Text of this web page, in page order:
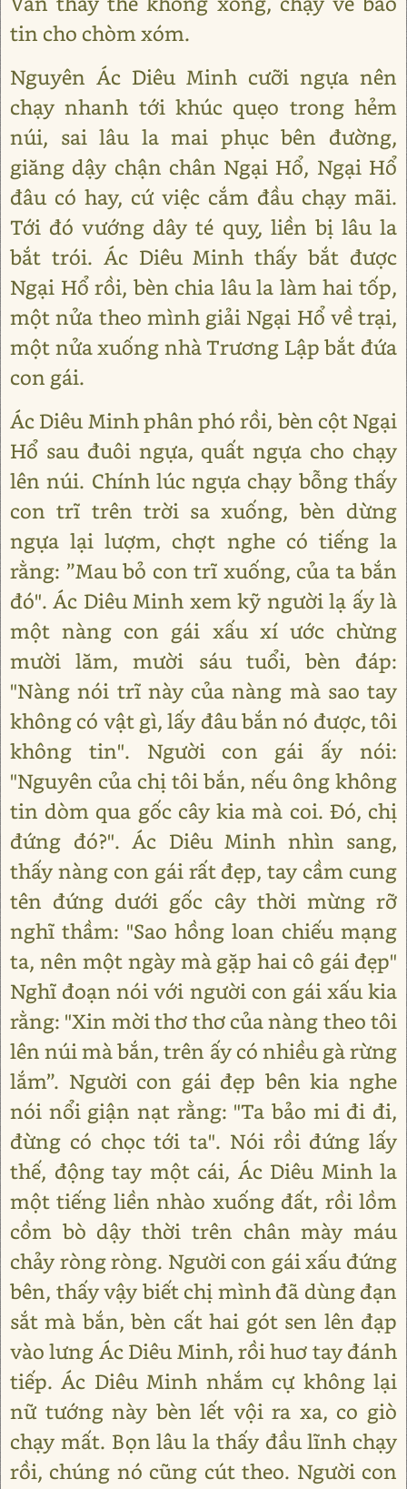
tin cho chòm xóm.
Nguyên Ác Diêu Minh cưỡi ngựa nên
chạy nhanh tới khúc quẹo trong hẻm
núi, sai lâu la mai phục bên đường,
giăng dậy chận chân Ngại Hổ, Ngại Hổ
đâu có hay, cứ việc cắm đầu chạy mãi.
Tới đó vướng dây té quỵ, liền bị lâu la
bắt trói. Ác Diêu Minh thấy bắt được
Ngại Hổ rồi, bèn chia lâu la làm hai tốp,
một nửa theo mình giải Ngại Hổ về trại,
một nửa xuống nhà Trương Lập bắt đứa
con gái.
Ác Diêu Minh phân phó rồi, bèn cột Ngại
Hổ sau đuôi ngựa, quất ngựa cho chạy
lên núi. Chính lúc ngựa chạy bỗng thấy
con trĩ trên trời sa xuống, bèn dừng
ngựa lại lượm, chợt nghe có tiếng la
rằng: ”Mau bỏ con trĩ xuống, của ta bắn
đó". Ác Diêu Minh xem kỹ người lạ ấy là
một nàng con gái xấu xí ước chừng
mười lăm, mười sáu tuổi, bèn đáp:
"Nàng nói trĩ này của nàng mà sao tay
không có vật gì, lấy đâu bắn nó được, tôi
không tin". Người con gái ấy nói:
"Nguyên của chị tôi bắn, nếu ông không
tin dòm qua gốc cây kia mà coi. Đó, chị
đứng đó?". Ác Diêu Minh nhìn sang,
thấy nàng con gái rất đẹp, tay cầm cung
tên đứng dưới gốc cây thời mừng rỡ
nghĩ thầm: "Sao hồng loan chiếu mạng
ta, nên một ngày mà gặp hai cô gái đẹp"
Nghĩ đoạn nói với người con gái xấu kia
rằng: "Xin mời thơ thơ của nàng theo tôi
lên núi mà bắn, trên ấy có nhiều gà rừng
lắm”. Người con gái đẹp bên kia nghe
nói nổi giận nạt rằng: "Ta bảo mi đi đi,
đừng có chọc tới ta". Nói rồi đứng lấy
thế, động tay một cái, Ác Diêu Minh la
một tiếng liền nhào xuống đất, rồi lồm
cồm bò dậy thời trên chân mày máu
chảy ròng ròng. Người con gái xấu đứng
bên, thấy vậy biết chị mình đã dùng đạn
sắt mà bắn, bèn cất hai gót sen lên đạp
vào lưng Ác Diêu Minh, rồi huơ tay đánh
tiếp. Ác Diêu Minh nhắm cự không lại
nữ tướng này bèn lết vội ra xa, co giò
chạy mất. Bọn lâu la thấy đầu lĩnh chạy
rồi, chúng nó cũng cút theo. Người con